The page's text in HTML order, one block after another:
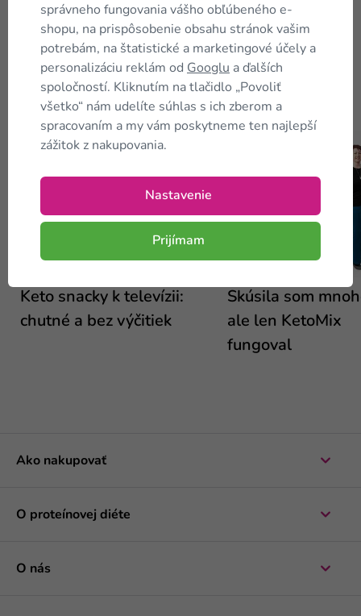
Kamďalej?
Magazín
Keto snacky k televízii:
chutné a bez výčitiek
Vaše príbehy
Skúsila som
ale len KetoMix
fungoval
Ako nakupovať
O proteínovej diéte
O nás
správneho fungovania vášho obľúbeného e-
shopu, na prispôsobenie obsahu stránok vašim
potrebám, na štatistické a marketingové účely a
personalizáciu reklám od Googlu a ďalších
spoločností. Kliknutím na tlačidlo „Povoliť
všetko“ nám udelíte súhlas s ich zberom a
spracovaním a my vám poskytneme ten najlepší
zážitok z nakupovania.
Nastavenie
Prijímam